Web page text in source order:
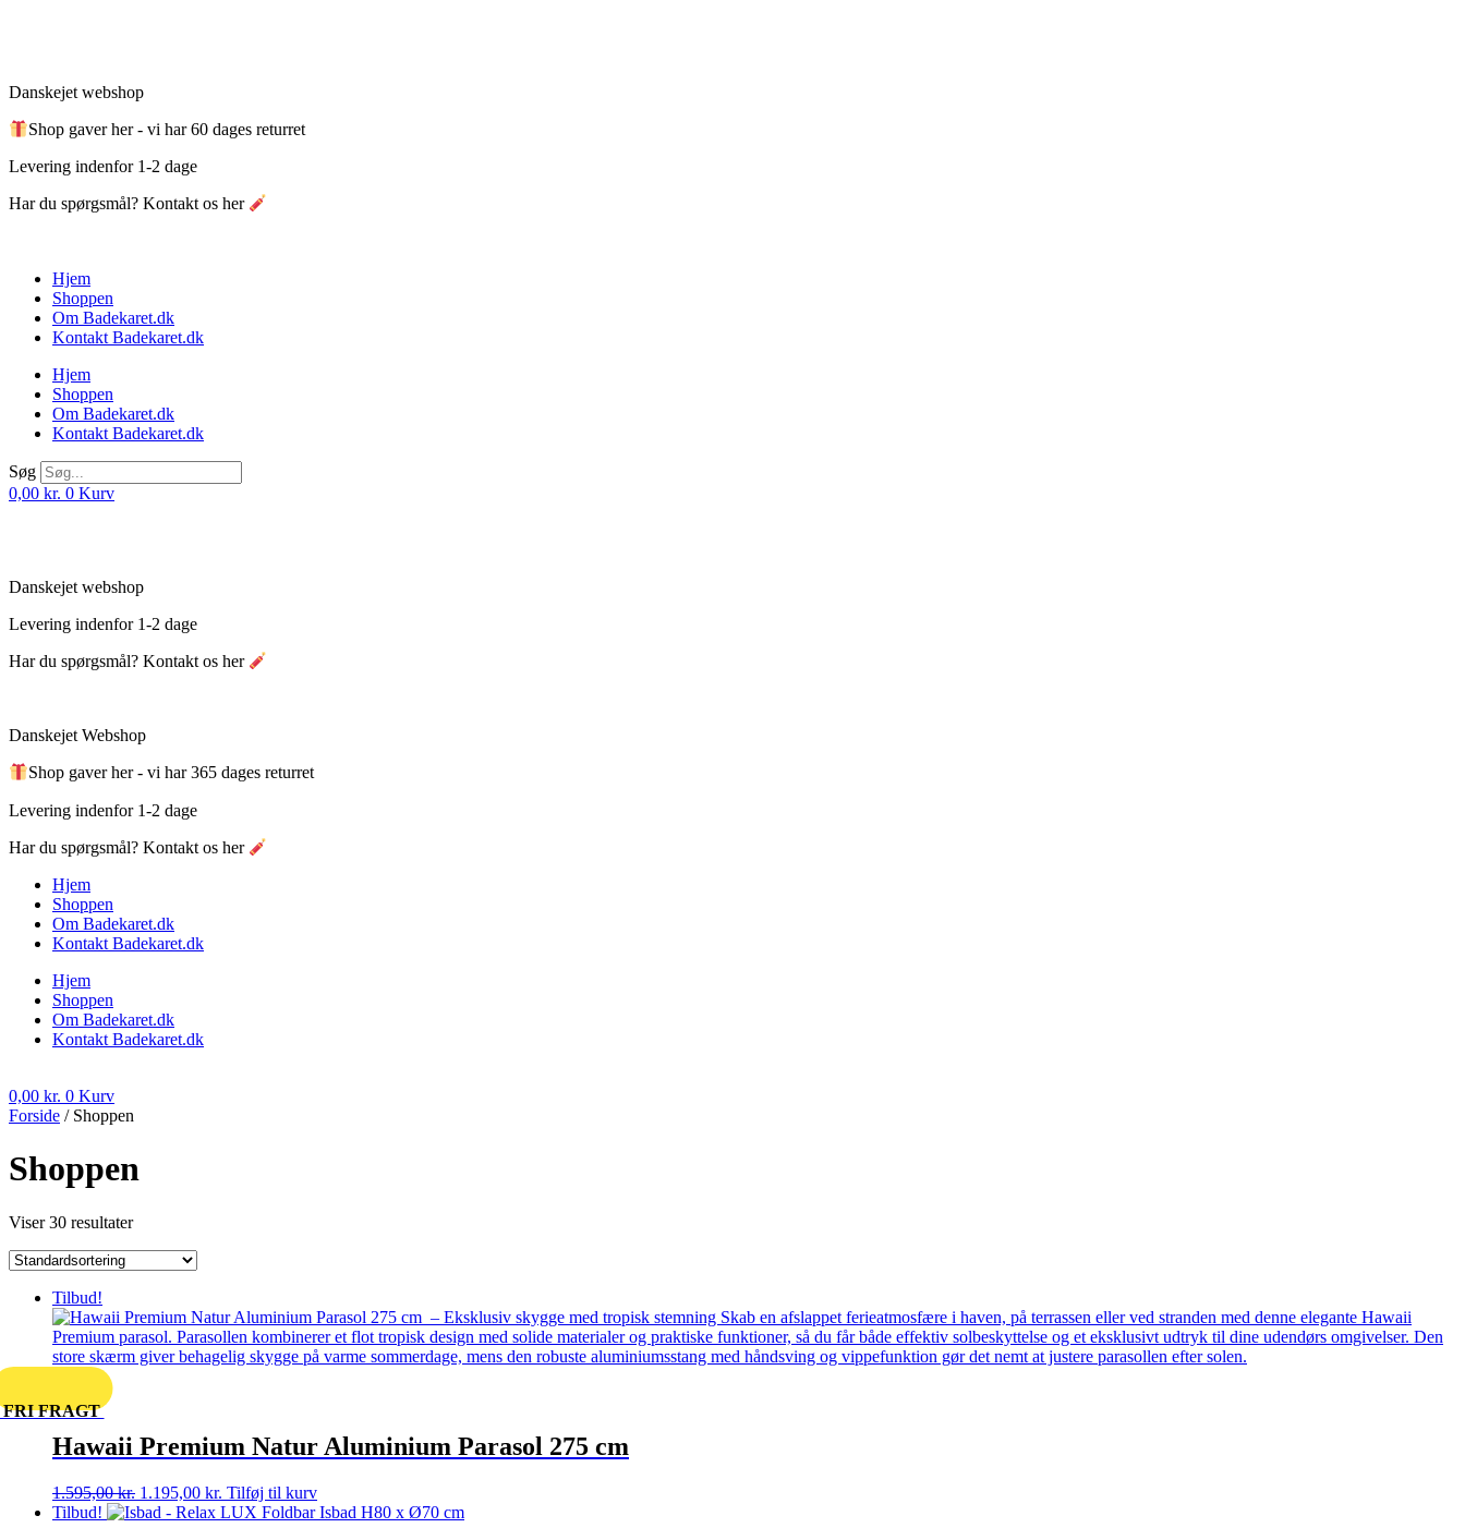
Danskejet webshop
Shop gaver her - vi har 60 dages returret
Levering indenfor 1-2 dage
Har du spørgsmål? Kontakt os her
Hjem
Shoppen
Om Badekaret.dk
Kontakt Badekaret.dk
Hjem
Shoppen
Om Badekaret.dk
Kontakt Badekaret.dk
Søg
0,00 kr. 0 Kurv
Danskejet webshop
Levering indenfor 1-2 dage
Har du spørgsmål? Kontakt os her
Danskejet Webshop
Shop gaver her - vi har 365 dages returret
Levering indenfor 1-2 dage
Har du spørgsmål? Kontakt os her
Hjem
Shoppen
Om Badekaret.dk
Kontakt Badekaret.dk
Hjem
Shoppen
Om Badekaret.dk
Kontakt Badekaret.dk
0,00 kr. 0 Kurv
Forside / Shoppen
Shoppen
Viser 30 resultater
Tilbud!
FRAGT
Hawaii Premium Natur Aluminium Parasol 275 cm
1.595,00kr. Den
oprindelige
1.195,00 kr. Den
aktuelle
Tilføj til kurv
Tilbud!